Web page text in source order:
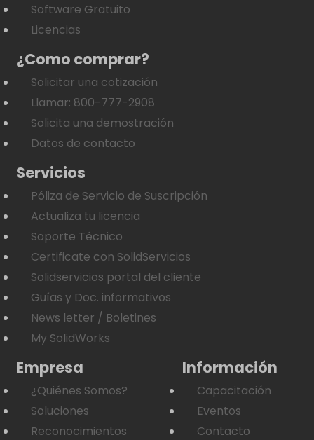
Software Gratuito
Licencias
¿Como comprar?
Solicitar una cotización
Llamar: 800-777-2908
Solicita una demostración
Datos de contacto
Servicios
Póliza de Servicio de Suscripción
Actualiza tu licencia
Soporte Técnico
Certificate con SolidServicios
Solidservicios portal del cliente
Guías y Doc. informativos
News letter / Boletines
My SolidWorks
Empresa
¿Quiénes Somos?
Soluciones
Reconocimientos
Información
Capacitación
Eventos
Contacto